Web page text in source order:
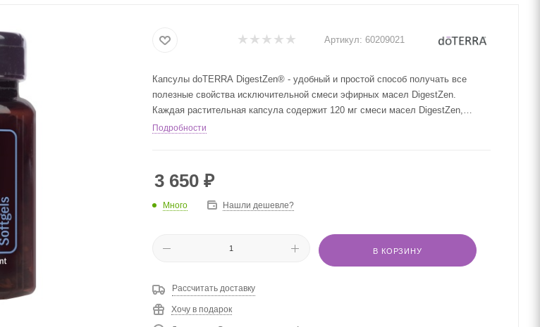
Артикул: 60209021
Капсулы doTERRA DigestZen® - удобный и простой способ получать все
полезные свойства исключительной смеси эфирных масел DigestZen.
Каждая растительная капсула содержит 120 мг смеси масел DigestZen,
которую вы хорошо знаете и которой вы доверяете.
Подробности
3 650 ₽
Много Нашли дешевле?
В КОРЗИНУ
Рассчитать доставку
Хочу в подарок